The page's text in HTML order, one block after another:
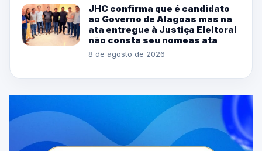
JHC confirma que é candidato
ao Governo de Alagoas mas na
ata entregue à Justiça Eleitoral
não consta seu nomeas ata
8 de agosto de 2026